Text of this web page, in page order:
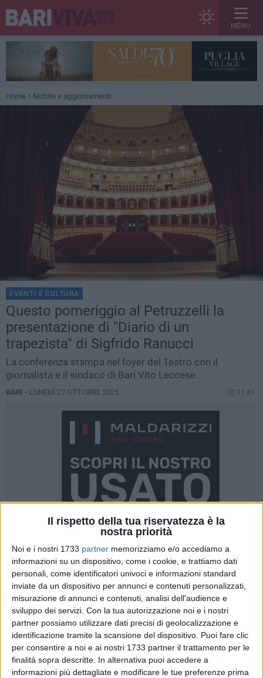
Il rispetto della tua riservatezza è la
nostra priorità
Noi e i nostri 1733 partner memorizziamo e/o accediamo a
informazioni su un dispositivo, come i cookie, e trattiamo dati
personali, come identificatori univoci e informazioni standard
inviate da un dispositivo per annunci e contenuti personalizzati,
misurazione di annunci e contenuti, analisi dell'audience e
sviluppo dei servizi. Con la tua autorizzazione noi e i nostri
partner possiamo utilizzare dati precisi di geolocalizzazione e
identificazione tramite la scansione del dispositivo. Puoi fare clic
per consentire a noi e ai nostri 1733 partner il trattamento per le
finalità sopra descritte. In alternativa puoi accedere a
informazioni più dettagliate e modificare le tue preferenze prima
MENU
Home Notizie e aggiornamenti
EVENTI E CULTURA
Questo pomeriggio al Petruzzelli la
presentazione di "Diario di un
trapezista" di Sigfrido Ranucci
La conferenza stampa nel foyer del Teatro con il
giornalista e il sindaco di Bari Vito Leccese
BARI - LUNEDÌ 27 OTTOBRE 2025 11.41
Lunedì 27 ottobre alle ore 16.00 nel foyer delTeatro
avrà luogo la conferenza stampa di
presentazione dello spettacoloDiario di un trapezista
con Sigfrido Ranucci.